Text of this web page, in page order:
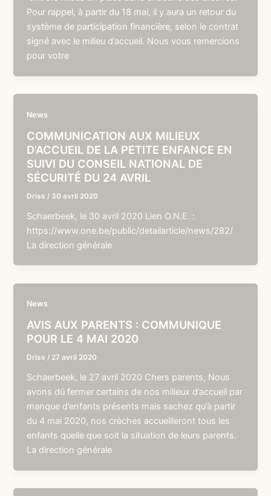
Pour rappel, à partir du 18 mai, il y aura un retour du
système de participation financière, selon le contrat
signé avec le milieu d’accueil. Nous vous remercions
pour votre
News
COMMUNICATION AUX MILIEUX
D’ACCUEIL DE LA PETITE ENFANCE EN
SUIVI DU CONSEIL NATIONAL DE
SÉCURITÉ DU 24 AVRIL
Driss / 30 avril 2020
Schaerbeek, le 30 avril 2020 Lien O.N.E. :
https://www.one.be/public/detailarticle/news/282/
La direction générale
News
AVIS AUX PARENTS : COMMUNIQUE
POUR LE 4 MAI 2020
Driss / 27 avril 2020
Schaerbeek, le 27 avril 2020 Chers parents, Nous
avons dû fermer certains de nos milieux d’accueil par
manque d’enfants présents mais sachez qu’à partir
du 4 mai 2020, nos crèches accueilleront tous les
enfants quelle que soit la situation de leurs parents.
La direction générale